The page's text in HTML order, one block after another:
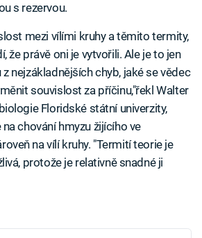
s rezervou.
mezi vílími kruhy a těmito termity,
že právě oni je vytvořili. Ale je to jen
nejzákladnějších chyb, jaké se vědec
souvislost za příčinu,"řekl Walter
Floridské státní univerzity,
chování hmyzu žijícího ve
na vílí kruhy. "Termití teorie je
protože je relativně snadné ji